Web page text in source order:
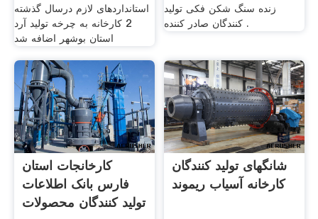
استانداردهای لازم درسال گذشته
2 کارخانه به چرخه تولید آرد
استان بوشهر اضافه شد
زنده سنگ شکن فکی تولید
کنندگان صادر کننده .
کارخانجات استان
فارس بانک اطلاعات
تولید کنندگان محصولات
شانگهای تولید کنندگان
کارخانه آسیاب ریموند